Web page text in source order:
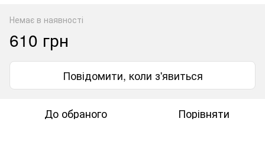
Немає в наявності
610 грн
Повідомити, коли з'явиться
До обраного Порівняти